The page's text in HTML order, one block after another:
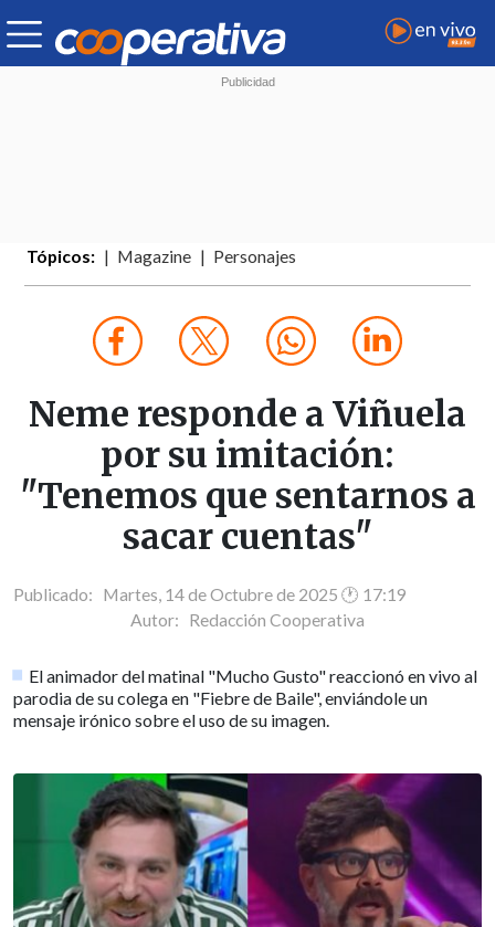
Tópicos: Magazine Personajes
Neme responde a Viñuela
por su imitación:
"Tenemos que sentarnos a
sacar cuentas"
Publicado: Martes, 14 de Octubre de 2025 🕐 17:19
Autor: Redacción Cooperativa
El animador del matinal "Mucho Gusto" reaccionó en vivo al
parodia de su colega en "Fiebre de Baile", enviándole un
mensaje irónico sobre el uso de su imagen.